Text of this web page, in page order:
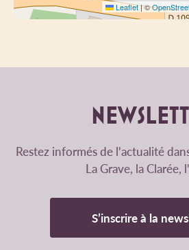
Leaflet|©
Restez informés de l'actualité
La Grave, la Clarée,
S’inscrire à la